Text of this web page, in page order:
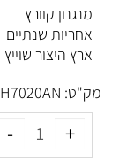
מנגנון קוורץ
אחריות שנתיים
ארץ היצור שוייץ
מק"ט: H7020AN